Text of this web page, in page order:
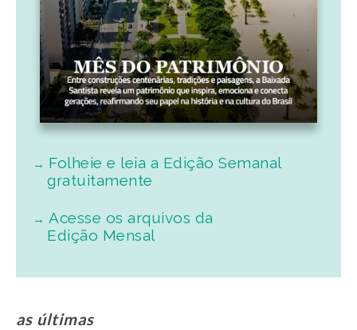
Folheie e leia a Edição Semanal
gratuitamente
Acesse os arquivos da
Edição Mensal
as últimas